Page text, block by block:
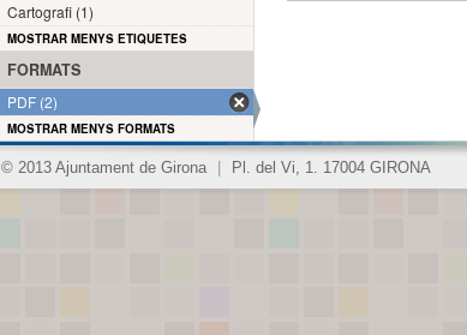
Cartografi (1)
MOSTRAR MENYS ETIQUETES
FORMATS
PDF (2)
MOSTRAR MENYS FORMATS
© 2013 Ajuntament de Girona Pl. del Vi, 1. 17004 GIRONA